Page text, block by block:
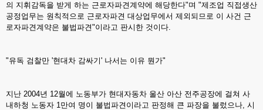
의 지휘감독을 받게 하는 근로자파견계약에 해당한다"며 "제조업 직접생산
공정업무는 원칙적으로 근로자파견 대상업무에서 제외되므로 이 사건 근
로자파견계약은 불법파견"이라고 판시한 것이다.
"유독 검찰만 '현대차 감싸기' 나서는 이유 뭔가"
지난 2004년 12월에 노동부가 현대자동차 울산 아산 전주공장에 걸쳐 사
내하청 노동자 1만여 명이 불법파견이라고 판정해 큰 파장을 불렀으나, 시